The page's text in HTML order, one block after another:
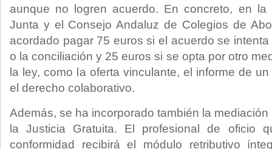
aunque no logren acuerdo. En concreto, en la
Junta y el Consejo Andaluz de Colegios de
acordado pagar 75 euros si el acuerdo se
o la conciliación y 25 euros si se opta por otro
la ley, como la oferta vinculante, el informe de
el derecho colaborativo.
Además, se ha incorporado también la
la Justicia Gratuita. El profesional de oficio
conformidad recibirá el módulo retributivo